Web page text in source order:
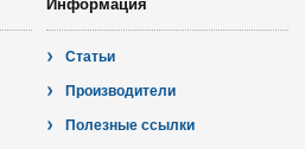
Информация
Статьи
Производители
Полезные ссылки